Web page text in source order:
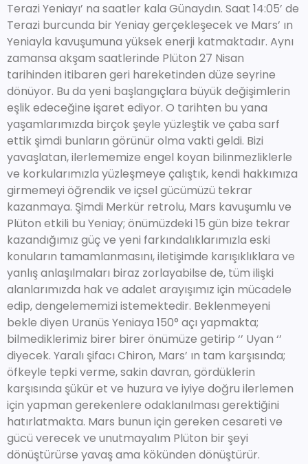
Terazi Yeniayı’ na saatler kala Günaydın. Saat 14:05’ de
Terazi burcunda bir Yeniay gerçekleşecek ve Mars’ ın
Yeniayla kavuşumuna yüksek enerji katmaktadır. Aynı
zamansa akşam saatlerinde Plüton 27 Nisan
tarihinden itibaren geri hareketinden düze seyrine
dönüyor. Bu da yeni başlangıçlara büyük değişimlerin
eşlik edeceğine işaret ediyor. O tarihten bu yana
yaşamlarımızda birçok şeyle yüzleştik ve çaba sarf
ettik şimdi bunların görünür olma vakti geldi. Bizi
yavaşlatan, ilerlememize engel koyan bilinmezliklerle
ve korkularımızla yüzleşmeye çalıştık, kendi hakkımıza
girmemeyi öğrendik ve içsel gücümüzü tekrar
kazanmaya. Şimdi Merkür retrolu, Mars kavuşumlu ve
Plüton etkili bu Yeniay; önümüzdeki 15 gün bize tekrar
kazandığımız güç ve yeni farkındalıklarımızla eski
konuların tamamlanmasını, iletişimde karışıklıklara ve
yanlış anlaşılmaları biraz zorlayabilse de, tüm ilişki
alanlarımızda hak ve adalet arayışımız için mücadele
edip, dengelememizi istemektedir. Beklenmeyeni
bekle diyen Uranüs Yeniaya 150° açı yapmakta;
bilmediklerimiz birer birer önümüze getirip ‘’ Uyan ‘’
diyecek. Yaralı şifacı Chiron, Mars’ ın tam karşısında;
öfkeyle tepki verme, sakin davran, gördüklerin
karşısında şükür et ve huzura ve iyiye doğru ilerlemen
için yapman gerekenlere odaklanılması gerektiğini
hatırlatmakta. Mars bunun için gereken cesareti ve
gücü verecek ve unutmayalım Plüton bir şeyi
dönüştürürse yavaş ama kökünden dönüştürür.